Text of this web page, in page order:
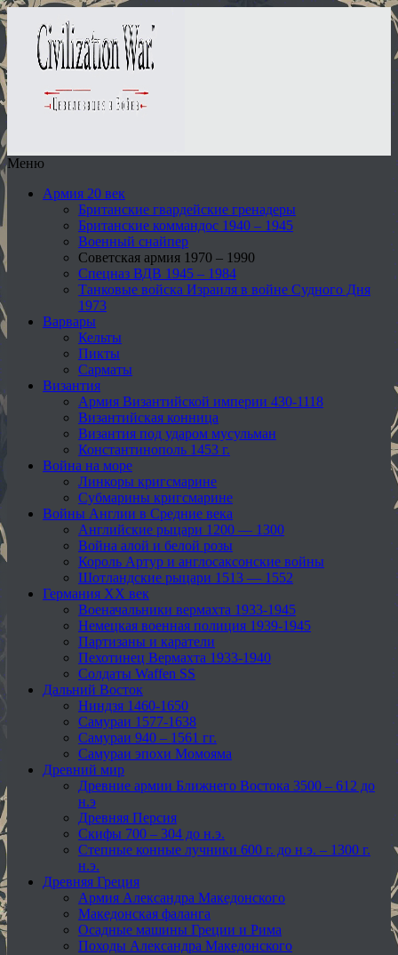
Меню
Армия 20 век
Британские гвардейские гренадеры
Британские коммандос 1940 – 1945
Военный снайпер
Советская армия 1970 – 1990
Спецназ ВДВ 1945 – 1984
Танковые войска Израиля в войне Судного Дня
1973
Варвары
Кельты
Пикты
Сарматы
Византия
Армия Византийской империи 430-1118
Византийская конница
Византия под ударом мусульман
Константинополь 1453 г.
Война на море
Линкоры кригсмарине
Субмарины кригсмарине
Войны Англии в Средние века
Английские рыцари 1200 — 1300
Война алой и белой розы
Король Артур и англосаксонские войны
Шотландские рыцари 1513 — 1552
Германия XX век
Военачальники вермахта 1933-1945
Немецкая военная полиция 1939-1945
Партизаны и каратели
Пехотинец Вермахта 1933-1940
Солдаты Waffen SS
Дальний Восток
Ниндзя 1460-1650
Самураи 1577-1638
Самураи 940 – 1561 гг.
Самураи эпохи Момояма
Древний мир
Древние армии Ближнего Востока 3500 – 612 до
н.э
Древняя Персия
Скифы 700 – 304 до н.э.
Степные конные лучники 600 г. до н.э. – 1300 г.
н.э.
Древняя Греция
Армия Александра Македонского
Македонская фаланга
Осадные машины Греции и Рима
Походы Александра Македонского